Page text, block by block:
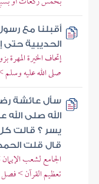
أقبلنا مع
الحديبية حتى
إتحاف الخيرة المهرة
صلى الله عليه وسلم
سأل عائشة
الله صلى
يسر ؟ قالت
قال قلت
الجامع لشعب
تعظيم القرآن > فصل